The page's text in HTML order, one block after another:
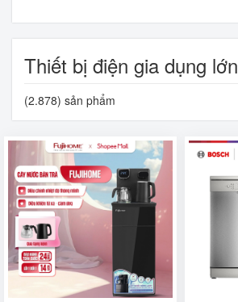
Thiết bị điện gia dụng lớn
(2.878) sản phẩm